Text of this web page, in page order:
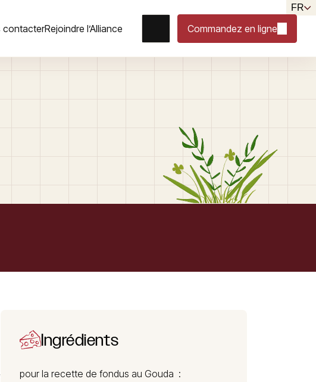
contacterRejoindre l’Alliance Commandez en ligne
FR
Ingrédients
pour la recette de fondus au Gouda :